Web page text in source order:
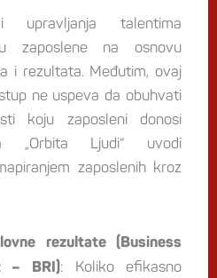
upravljanja talentima
zaposlene na osnovu
i rezultata. Međutim, ovaj
ne uspeva da obuhvati
koju zaposleni donosi
„Orbita Ljudi“ uvodi
zaposlenih kroz
rezultate (Business
– BRI): Koliko efikasno